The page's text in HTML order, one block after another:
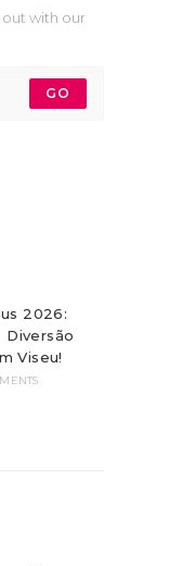
out with our
GO
2026:
Diversão
Viseu!